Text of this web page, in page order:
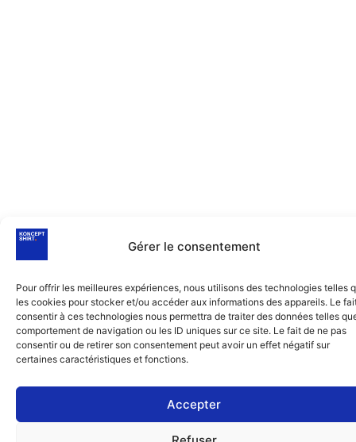
Gérer le consentement
Pour offrir les meilleures expériences, nous utilisons des technologies telles
les cookies pour stocker et/ou accéder aux informations des appareils. Le
consentir à ces technologies nous permettra de traiter des données telles
comportement de navigation ou les ID uniques sur ce site. Le fait de ne pas
consentir ou de retirer son consentement peut avoir un effet négatif sur
certaines caractéristiques et fonctions.
Accepter